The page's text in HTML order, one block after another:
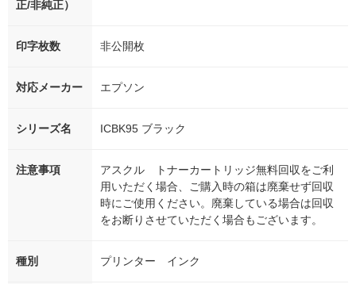
正/非純正）
印字枚数 非公開枚
対応メーカー エプソン
シリーズ名 ICBK95 ブラック
注意事項
アスクル トナーカートリッジ無料回収をご利
用いただく場合、ご購入時の箱は廃棄せず回収
時にご使用ください。廃棄している場合は回収
をお断りさせていただく場合もございます。
種別 プリンター インク